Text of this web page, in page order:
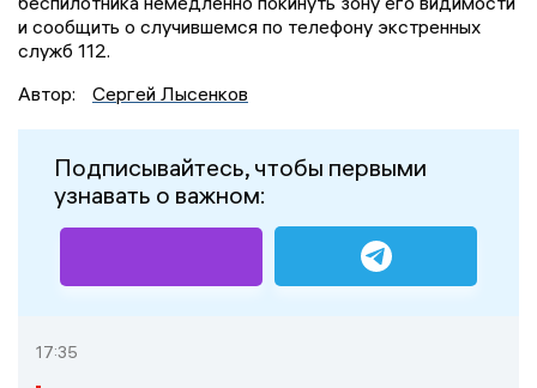
и сообщить о случившемся по телефону экстренных
служб 112.
Автор:
Сергей Лысенков
Подписывайтесь, чтобы первыми
узнавать о важном:
17:35